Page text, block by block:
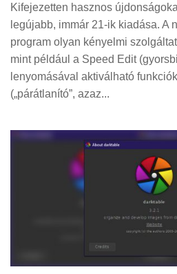
Kifejezetten hasznos
legújabb, immár 21-ik kiadása. A
program olyan kényelmi
mint például a Speed Edit
lenyomásával aktiválható
(„párátlanító”, azaz...